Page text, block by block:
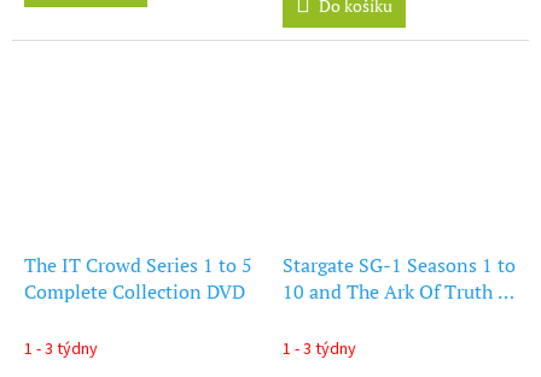
hvězdiček.
Do košíku
The IT Crowd Series 1 to 5
Complete Collection DVD
1 - 3 týdny
Stargate SG-1 Seasons 1 to
10 and The Ark Of Truth /
Collection DVD
1 - 3 týdny